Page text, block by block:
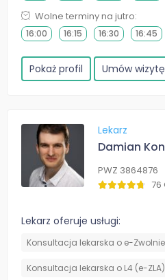
Wolne terminy na jutro:
16:00 16:15 16:30 16:45
Pokaż profil Umów wizytę
Lekarz
Damian
PWZ 3864876
76
Lekarz oferuje usługi:
Konsultacja lekarska o e-
Konsultacja lekarska o L4 (e-